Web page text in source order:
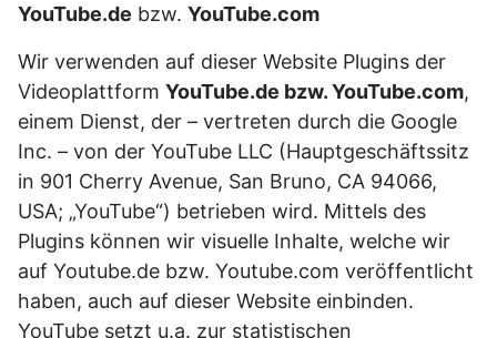
YouTube.de bzw. YouTube.com
Wir verwenden auf dieser Website Plugins der
Videoplattform YouTube.de bzw. YouTube.com,
einem Dienst, der – vertreten durch die Google
Inc. – von der YouTube LLC (Hauptgeschäftssitz
in 901 Cherry Avenue, San Bruno, CA 94066,
USA; „YouTube“) betrieben wird. Mittels des
Plugins können wir visuelle Inhalte, welche wir
auf Youtube.de bzw. Youtube.com veröffentlicht
haben, auch auf dieser Website einbinden.
YouTube setzt u.a. zur statistischen